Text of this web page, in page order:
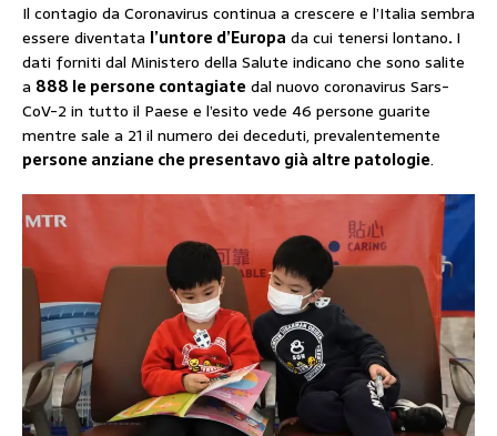
Il contagio da Coronavirus continua a crescere e l’Italia sembra
essere diventata l’untore d’Europa da cui tenersi lontano.I
dati forniti dal Ministero della Salute indicano che sono salite
a 888 le persone contagiate dal nuovo coronavirus Sars-
CoV-2 in tutto il Paese e l’esito vede 46 persone guarite
mentre sale a 21 il numero dei deceduti, prevalentemente
persone anziane che presentavo già altre patologie.